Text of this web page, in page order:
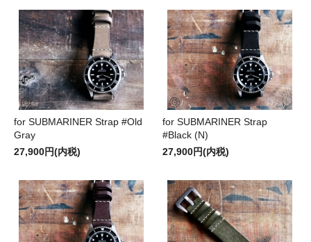
for SUBMARINER Strap #Old
Gray
27,900円(内税)
for SUBMARINER Strap
#Black (N)
27,900円(内税)